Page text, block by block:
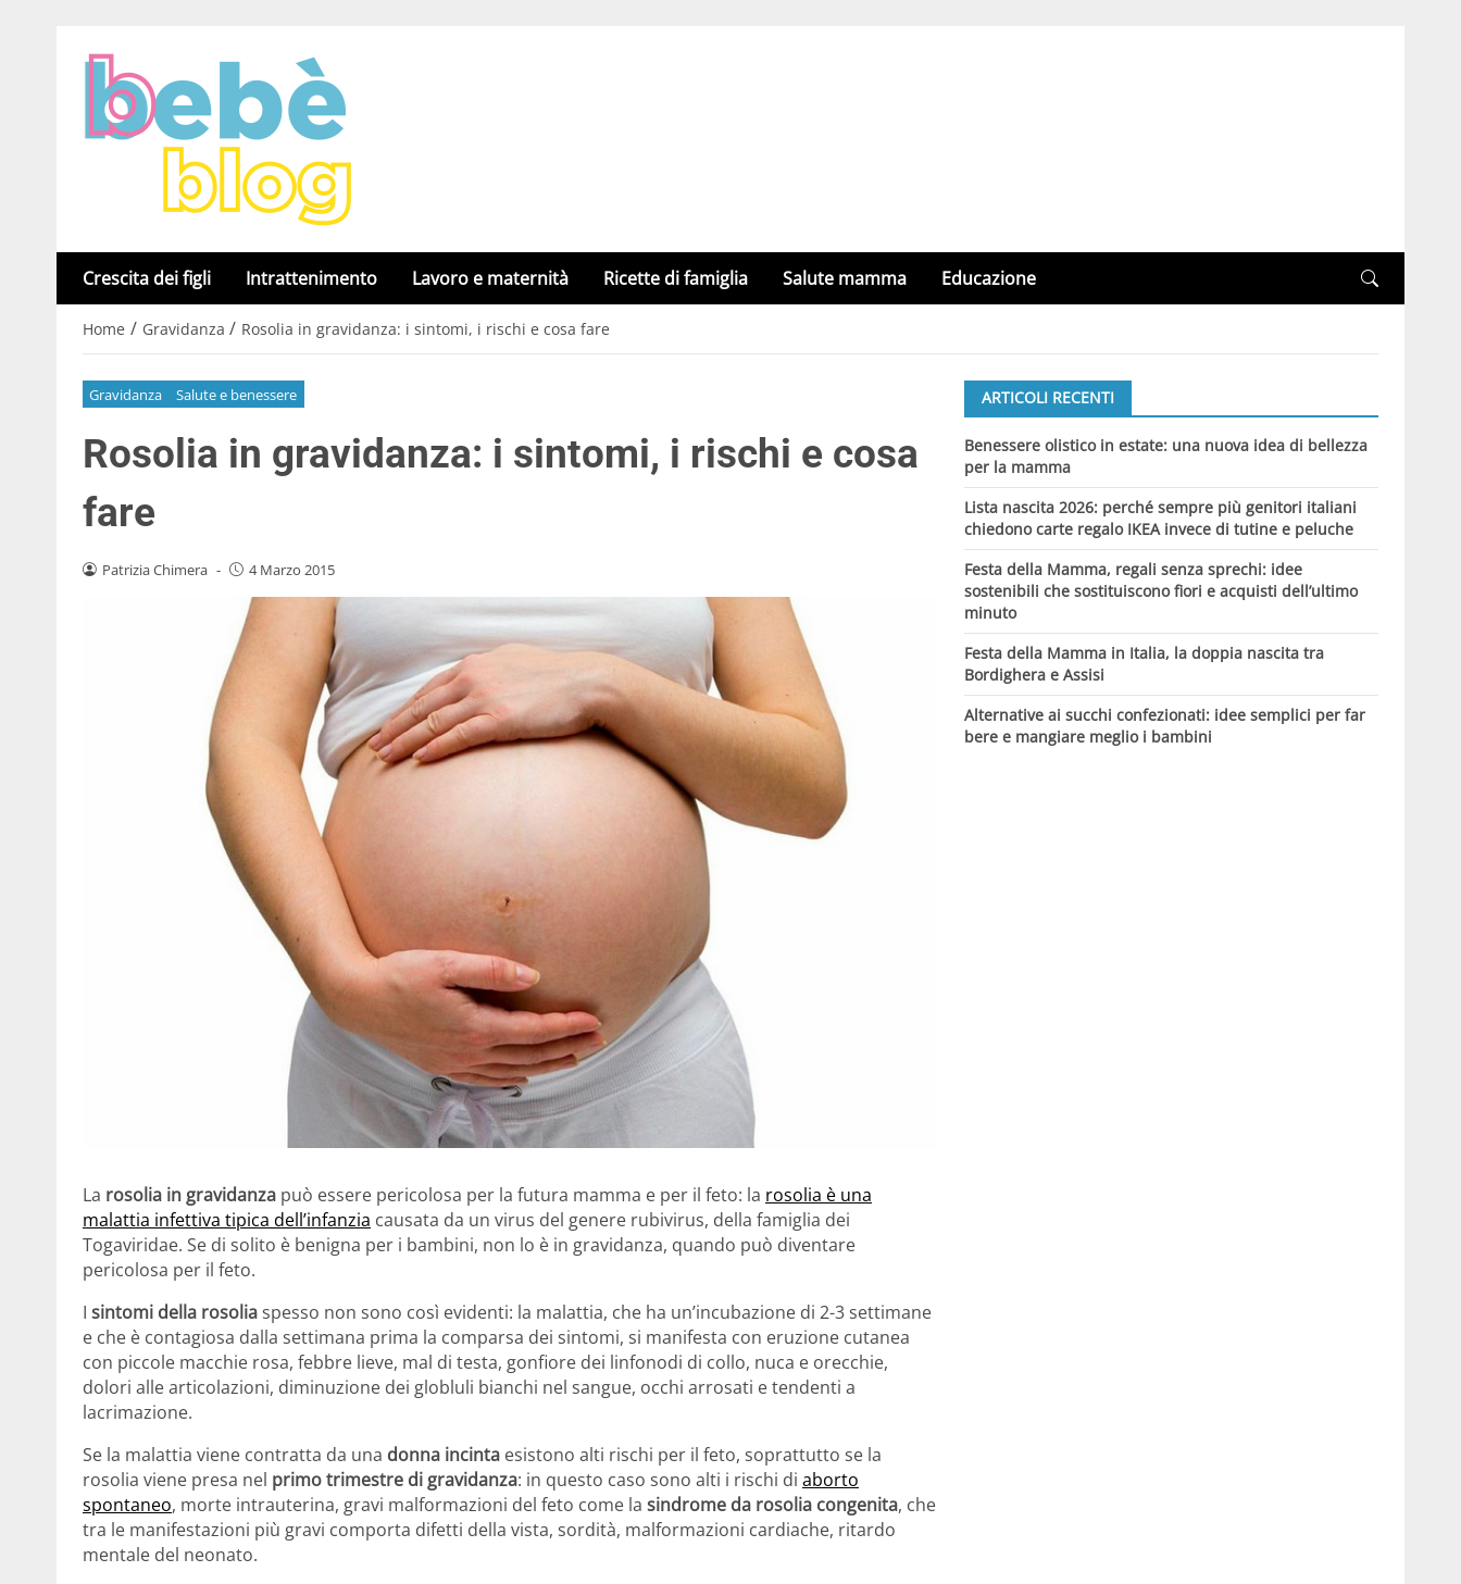
Crescita dei figli Intrattenimento Lavoro e maternità Ricette di famiglia Salute mamma Educazione
Home / Gravidanza / Rosolia in gravidanza: i sintomi, i rischi e cosa fare
Gravidanza Salute e benessere
Rosolia in gravidanza: i sintomi, i rischi e cosa
fare
Patrizia Chimera - 4 Marzo 2015
La rosolia in gravidanza può essere pericolosa per la futura mamma e per il feto: la rosolia è una
malattia infettiva tipica dell’infanzia causata da un virus del genere rubivirus, della famiglia dei
Togaviridae. Se di solito è benigna per i bambini, non lo è in gravidanza, quando può diventare
pericolosa per il feto.
I sintomi della rosoliaspesso non sono così evidenti: la malattia, che ha un’incubazione di 2-3 settimane
e che è contagiosa dalla settimana prima la comparsa dei sintomi, si manifesta con eruzione cutanea
con piccole macchie rosa, febbre lieve, mal di testa, gonfiore dei linfonodi di collo, nuca e orecchie,
dolori alle articolazioni, diminuzione dei globluli bianchi nel sangue, occhi arrosati e tendenti a
lacrimazione.
Se la malattia viene contratta da una donna incinta esistono alti rischi per il feto, soprattutto se la
rosolia viene presa nel primo trimestre di gravidanza: in questo caso sono alti i rischi di aborto
spontaneo, morte intrauterina, gravi malformazioni del feto come la sindrome da rosolia congenita, che
tra le manifestazioni più gravi comporta difetti della vista, sordità, malformazioni cardiache, ritardo
mentale del neonato.
ARTICOLI RECENTI
Benessere olistico in estate: una nuova idea di bellezza
per la mamma
Lista nascita 2026: perché sempre più genitori italiani
chiedono carte regalo IKEA invece di tutine e peluche
Festa della Mamma, regali senza sprechi: idee
sostenibili che sostituiscono fiori e acquisti dell’ultimo
minuto
Festa della Mamma in Italia, la doppia nascita tra
Bordighera e Assisi
Alternative ai succhi confezionati: idee semplici per far
bere e mangiare meglio i bambini